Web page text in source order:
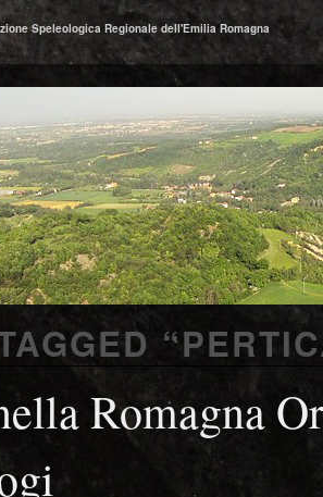
Speleologica Regionale dell'Emilia Romagna
“
Romagna